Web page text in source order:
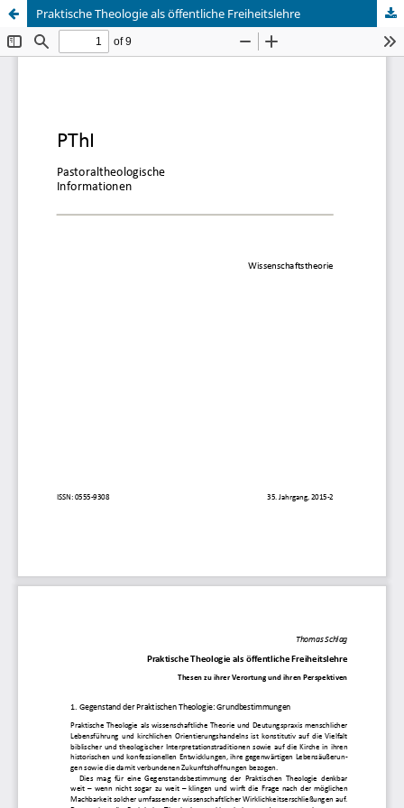
Praktische Theologie als öffentliche Freiheitslehre